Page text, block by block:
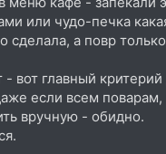
или чудо-печка
сделала, а повр
- вот главный критерий
если всем
вручную - обидно.